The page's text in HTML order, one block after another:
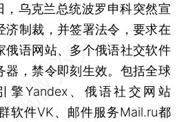
乌克兰总统波罗申科突然宣
济制裁，并签署法令，要求在
俄语网站、多个俄语社交软件
器，禁令即刻生效。包括全球
擎Yandex、俄语社交网站
软件VK、邮件服务Mail.ru都